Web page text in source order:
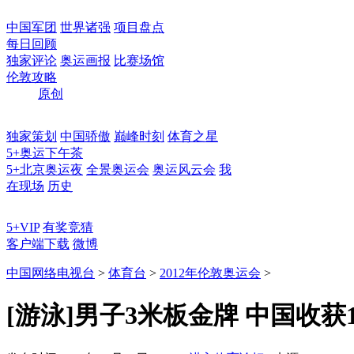
中国军团 世界诸强 项目盘点
每日回顾
独家评论 奥运画报 比赛场馆
伦敦攻略
原创
独家策划 中国骄傲 巅峰时刻 体育之星
5+奥运下午茶
5+北京奥运夜 全景奥运会 奥运风云会 我
在现场 历史
5+VIP 有奖竞猜
客户端下载 微博
中国网络电视台 > 体育台 > 2012年伦敦奥运会 >
[游泳]男子3米板金牌 中国收获